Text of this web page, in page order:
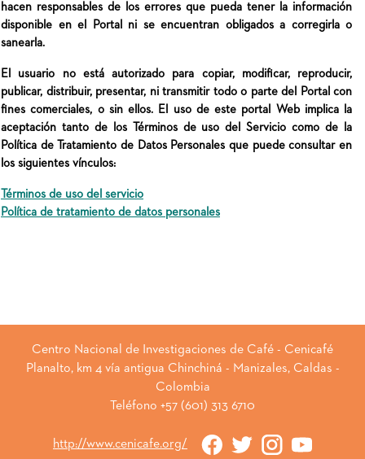
hacen responsables de los errores que pueda tener la información
disponible en el Portal ni se encuentran obligados a corregirla o
sanearla.
El usuario no está autorizado para copiar, modificar, reproducir,
publicar, distribuir, presentar, ni transmitir todo o parte del Portal con
fines comerciales, o sin ellos. El uso de este portal Web implica la
aceptación tanto de los Términos de uso del Servicio como de la
Política de Tratamiento de Datos Personales que puede consultar en
los siguientes vínculos:
Términos de uso del servicio
Política de tratamiento de datos personales
Centro Nacional de Investigaciones de Café - Cenicafé
Planalto, km 4 vía antigua Chinchiná - Manizales, Caldas -
Colombia
Teléfono +57 (601) 313 6710
http://www.cenicafe.org/